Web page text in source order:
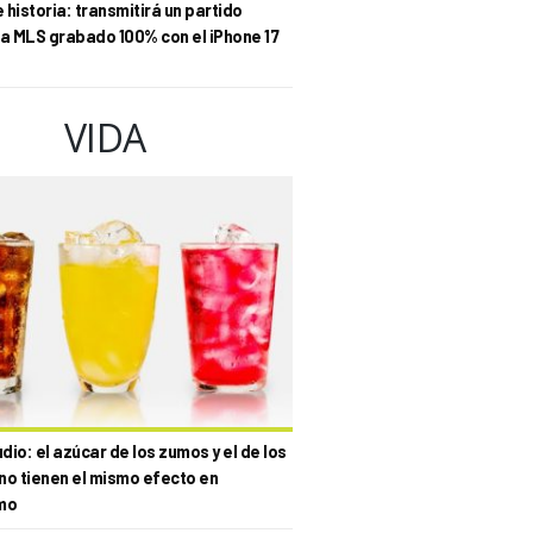
historia: transmitirá un partido
MLS grabado 100% con el iPhone 17
VIDA
el azúcar de los zumos y el de los
tienen el mismo efecto en